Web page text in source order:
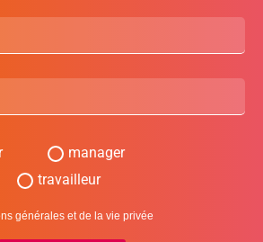
manager
travailleur
générales et de la vie privée